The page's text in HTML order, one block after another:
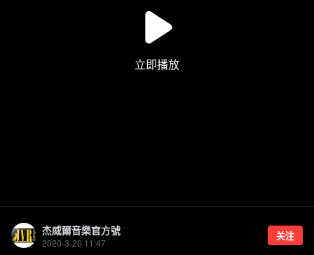
杰威爾音樂官方號
2020-3-20 11:47
关注